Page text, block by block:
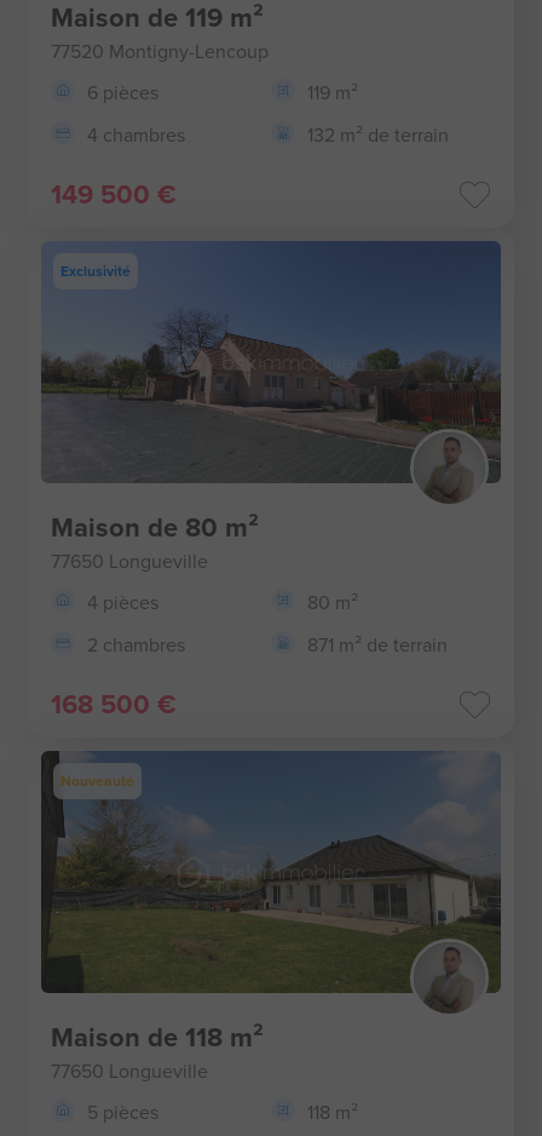
Maison de 119 m²
77520 Montigny-Lencoup
6 pièces
119 m²
4 chambres
132 m² de terrain
149 500 €
Exclusivité
Maison de 80 m²
77650 Longueville
4 pièces
80 m²
2 chambres
871 m² de terrain
168 500 €
Nouveauté
Maison de 118 m²
77650 Longueville
5 pièces
118 m²